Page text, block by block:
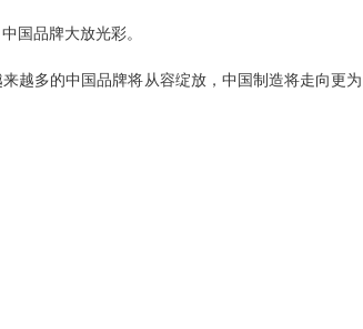
国品牌大放光彩。
多的中国品牌将从容绽放，中国制造将走向更为